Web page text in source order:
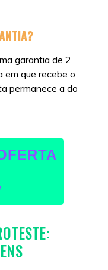
garantia de 2
em que recebe o
permanece a do